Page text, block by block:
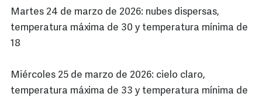
Martes 24 de marzo de 2026: nubes dispersas,
temperatura máxima de 30 y temperatura mínima de
18
Miércoles 25 de marzo de 2026: cielo claro,
temperatura máxima de 33 y temperatura mínima de